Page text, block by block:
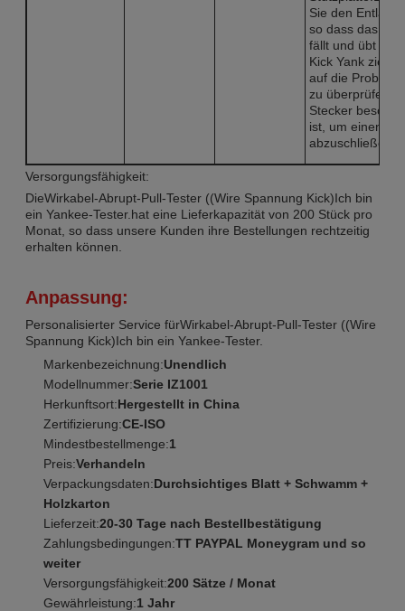
Sie den
so dass das
fällt und übt
Kick Yank
auf die Probe
zu überprüfen,
Stecker
ist, um einen
abzuschließen.
Versorgungsfähigkeit:
DieWirkabel-Abrupt-Pull-Tester ((Wire Spannung Kick)Ich bin
ein Yankee-Tester. hat eine Lieferkapazität von 200 Stück pro
Monat, so dass unsere Kunden ihre Bestellungen rechtzeitig
erhalten können.
Anpassung:
Personalisierter Service fürWirkabel-Abrupt-Pull-Tester ((Wire
Spannung Kick)Ich bin ein Yankee-Tester.
Markenbezeichnung:Unendlich
Modellnummer:Serie IZ1001
Herkunftsort:Hergestellt in China
Zertifizierung:CE-ISO
Mindestbestellmenge:1
Preis:Verhandeln
Verpackungsdaten:Durchsichtiges Blatt + Schwamm +
Holzkarton
Lieferzeit:20-30 Tage nach Bestellbestätigung
Zahlungsbedingungen:TT PAYPAL Moneygram und so
weiter
Versorgungsfähigkeit:200 Sätze / Monat
Gewährleistung:1 Jahr